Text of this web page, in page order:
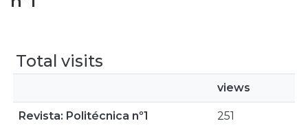
Total visits
views
Revista: Politécnica nº1 251